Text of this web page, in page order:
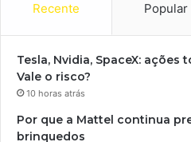
Recente Popular
Tesla, Nvidia, SpaceX: ações
Vale o risco?
10 horas atrás
Por que a Mattel continua
brinquedos